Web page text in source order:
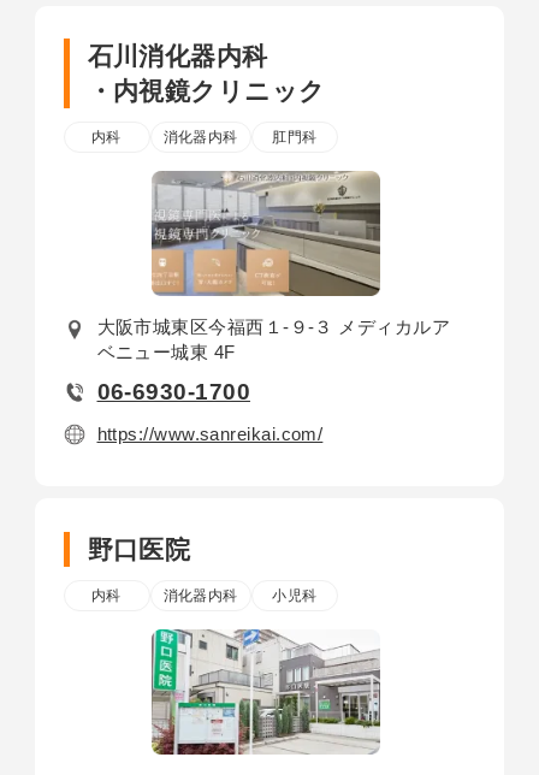
石川消化器内科
・内視鏡クリニック
内科 消化器内科 肛門科
大阪市城東区今福西１-９-３ メディカルア
ベニュー城東 4F
06-6930-1700
https://www.sanreikai.com/
野口医院
内科 消化器内科 小児科